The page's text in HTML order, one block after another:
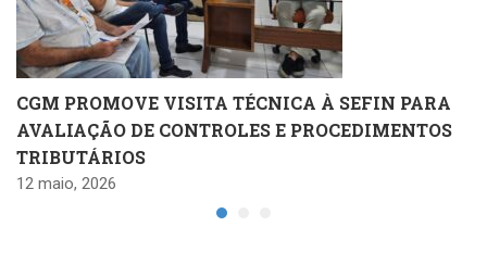
CGM PROMOVE VISITA TÉCNICA À SEFIN PARA
AVALIAÇÃO DE CONTROLES E PROCEDIMENTOS
TRIBUTÁRIOS
12 maio, 2026